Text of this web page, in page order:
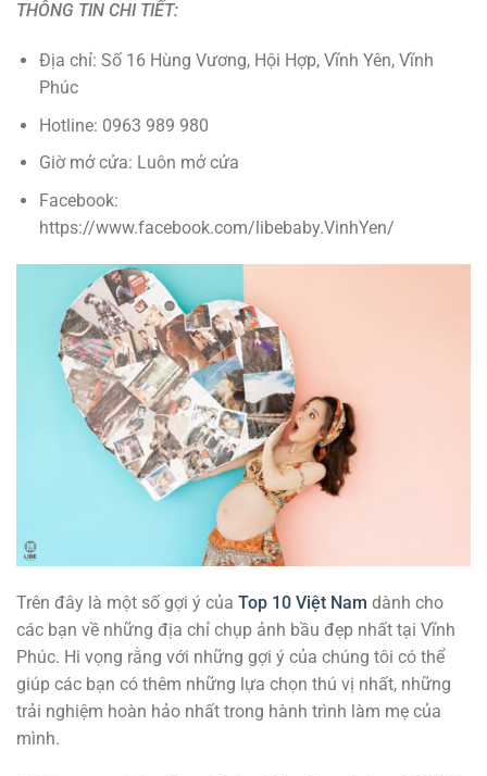
THÔNG TIN CHI TIẾT:
Địa chỉ: Số 16 Hùng Vương, Hội Hợp, Vĩnh Yên, Vĩnh
Phúc
Hotline: 0963 989 980
Giờ mở cửa: Luôn mở cửa
Facebook:
https://www.facebook.com/libebaby.VinhYen/
Trên đây là một số gợi ý của Top 10 Việt Nam dành cho
các bạn về những địa chỉ chụp ảnh bầu đẹp nhất tại Vĩnh
Phúc. Hi vọng rằng với những gợi ý của chúng tôi có thể
giúp các bạn có thêm những lựa chọn thú vị nhất, những
trải nghiệm hoàn hảo nhất trong hành trình làm mẹ của
mình.